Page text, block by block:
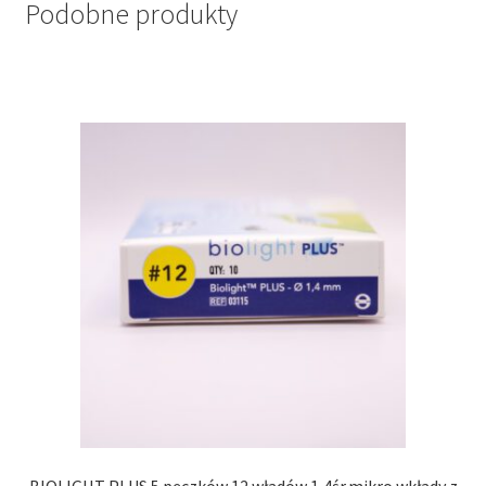
Podobne produkty